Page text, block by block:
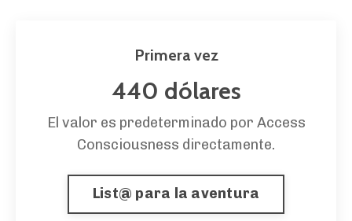
Primera vez
440 dólares
El valor es predeterminado por Access
Consciousness directamente.
List@ para la aventura